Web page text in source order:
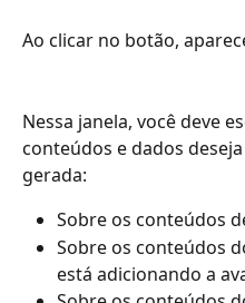
Ao clicar no botão,
Nessa janela, você deve
conteúdos e dados
gerada:
Sobre os conteúdos
Sobre os conteúdos
está adicionando a